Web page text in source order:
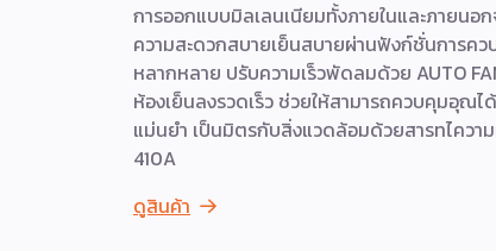
การออกแบบมิลเลนเนียมทั้งภายในและภายนอก
ความสะดวกสบายเย็นสบายผ่านฟังก์ชั่นการค
หลากหลาย ปรับความเร็วพัดลมด้วย AUTO
ห้องเย็นลงรวดเร็ว ช่วยให้สามารถควบคุมอุณไ
แม่นยำ เป็นมิตรกับสิ่งแวดล้อมด้วยสารทไควา
410A
ดูสินค้า